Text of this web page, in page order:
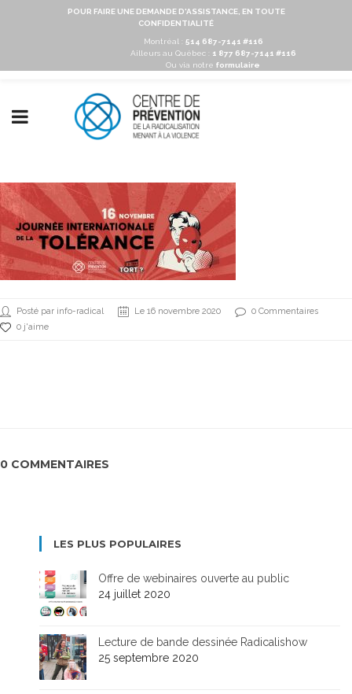
POUR FAIRE UNE DEMANDE D'ASSISTANCE, EN TOUTE
CONFIDENTIALITÉ
Montréal : 514 687-7141 #116
Ailleurs au Québec :
1 877 687-7141 #116
Ou via notre formulaire
Posté par info-radical Le 16 novembre 2020
0 Commentaires
0 j'aime
0 COMMENTAIRES
LES PLUS POPULAIRES
Offre de webinaires ouverte au public
24 juillet 2020
Lecture de bande dessinée Radicalishow
25 septembre 2020